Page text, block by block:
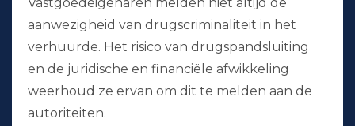
aanwezigheid van drugscriminaliteit in het
verhuurde. Het risico van drugspandsluiting
en de juridische en financiële afwikkeling
weerhoud ze ervan om dit te melden aan de
autoriteiten.